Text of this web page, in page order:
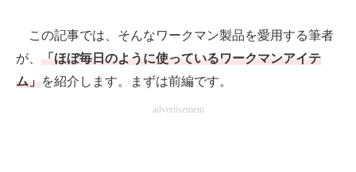
製造業のIT導入・活用を支援
モノづくり技術者専門サイト
この記事では、そんなワークマン製品を愛用する筆者
が、 「ほぼ毎日のように使っているワークマンアイテ
ム」を紹介します。まずは前編です。
advertisement